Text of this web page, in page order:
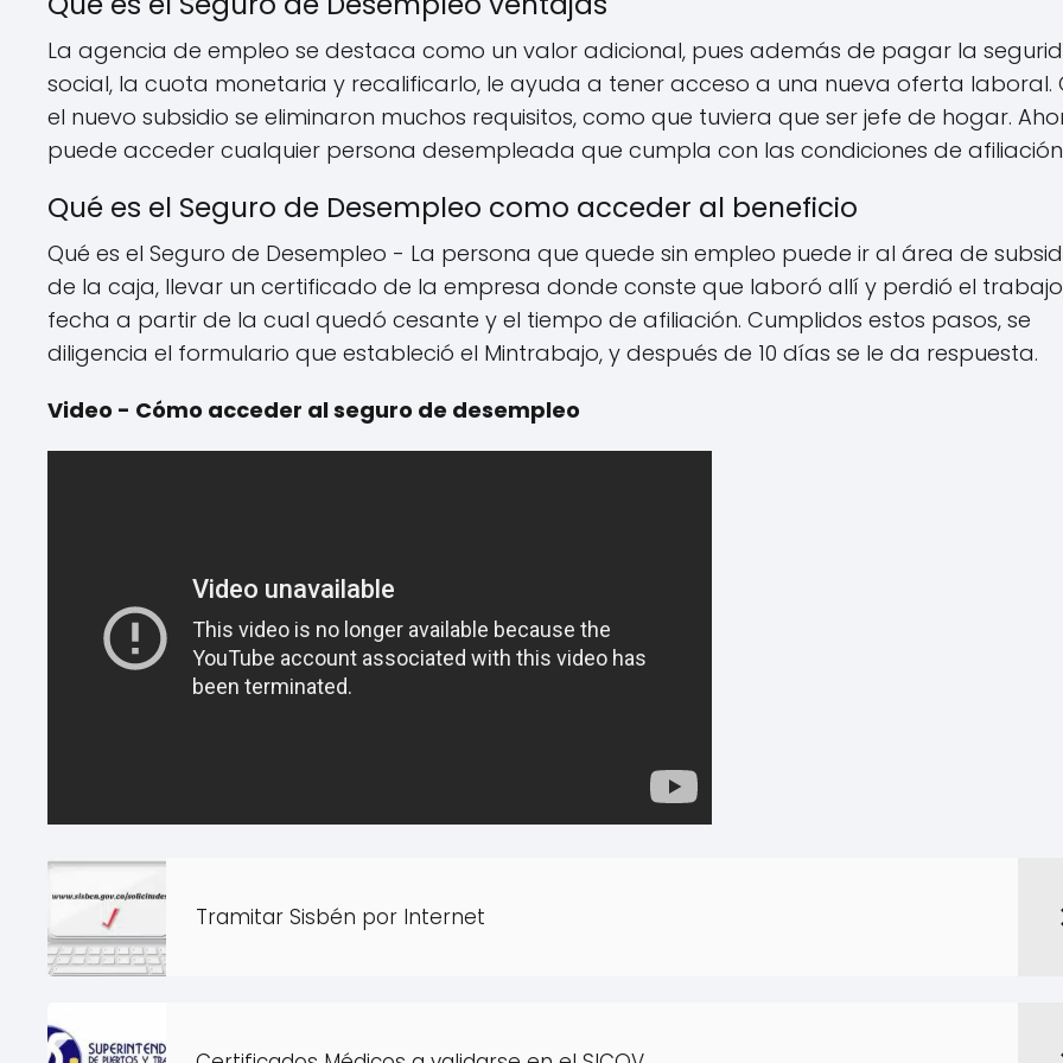
La agencia de empleo se destaca como un valor adicional, pues además de pagar la
social, la cuota monetaria y recalificarlo, le ayuda a tener acceso a una nueva oferta laboral.
el nuevo subsidio se eliminaron muchos requisitos, como que tuviera que ser jefe de hogar.
puede acceder cualquier persona desempleada que cumpla con las condiciones de
Qué es el Seguro de Desempleo como acceder al beneficio
Qué es el Seguro de Desempleo - La persona que quede sin empleo puede ir al área de
de la caja, llevar un certificado de la empresa donde conste que laboró allí y perdió el
fecha a partir de la cual quedó cesante y el tiempo de afiliación. Cumplidos estos pasos, se
diligencia el formulario que estableció el Mintrabajo, y después de 10 días se le da respuesta.
Video - Cómo acceder al seguro de desempleo
Tramitar Sisbén por Internet